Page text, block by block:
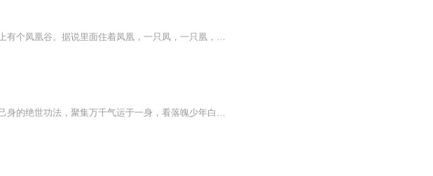
在南海的附近有个凤凰国，凤凰国的边陲有座凤凰山，凤凰山上有个凤凰谷。据说里面住着凤凰，一只凤，一只凰，凤为雄，凰为雌。凤凰性格高洁，非晨露不饮，非嫩竹不食，非千年梧桐不栖。山谷里有划分为四个区域，如同春夏秋冬四个季节，分别住着掌管四季开...
【内容简介】一枚蕴含战意本质的泥塑吊坠，一本可夺天命为己身的绝世功法，聚集万千气运于一身，看落魄少年白梓年为救其母，醒其父，走向那逆天修神之路。【作者/主播简介】作者：牧笛，网络小说作家。主播：干将_余音【购买须知】1、本作品为付费有声书，...